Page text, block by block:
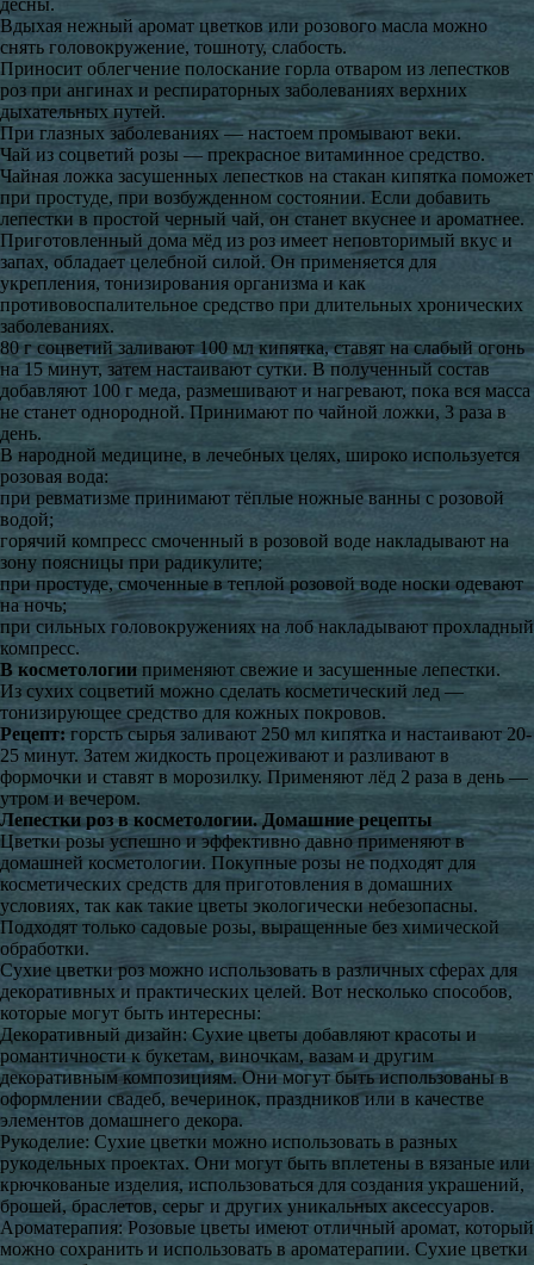
Вдыхая нежный аромат цветков или розового масла можно
снять головокружение, тошноту, слабость.
Приносит облегчение полоскание горла отваром из лепестков
роз при ангинах и респираторных заболеваниях верхних
дыхательных путей.
При глазных заболеваниях — настоем промывают веки.
Чай из соцветий розы — прекрасное витаминное средство.
Чайная ложка засушенных лепестков на стакан кипятка поможет
при простуде, при возбужденном состоянии. Если добавить
лепестки в простой черный чай, он станет вкуснее и ароматнее.
Приготовленный дома мёд из роз имеет неповторимый вкус и
запах, обладает целебной силой. Он применяется для
укрепления, тонизирования организма и как
противовоспалительное средство при длительных хронических
заболеваниях.
80 г соцветий заливают 100 мл кипятка, ставят на слабый огонь
на 15 минут, затем настаивают сутки. В полученный состав
добавляют 100 г меда, размешивают и нагревают, пока вся масса
не станет однородной. Принимают по чайной ложки, 3 раза в
день.
В народной медицине, в лечебных целях, широко используется
розовая вода:
при ревматизме принимают тёплые ножные ванны с розовой
водой;
горячий компресс смоченный в розовой воде накладывают на
зону поясницы при радикулите;
при простуде, смоченные в теплой розовой воде носки одевают
на ночь;
при сильных головокружениях на лоб накладывают прохладный
компресс.
В косметологии применяют свежие и засушенные лепестки.
Из сухих соцветий можно сделать косметический лед —
тонизирующее средство для кожных покровов.
Рецепт: горсть сырья заливают 250 мл кипятка и настаивают 20-
25 минут. Затем жидкость процеживают и разливают в
формочки и ставят в морозилку. Применяют лёд 2 раза в день —
утром и вечером.
Лепестки роз в косметологии. Домашние рецепты
Цветки розы успешно и эффективно давно применяют в
домашней косметологии. Покупные розы не подходят для
косметических средств для приготовления в домашних
условиях, так как такие цветы экологически небезопасны.
Подходят только садовые розы, выращенные без химической
обработки.
Сухие цветки роз можно использовать в различных сферах для
декоративных и практических целей. Вот несколько способов,
которые могут быть интересны:
Декоративный дизайн: Сухие цветы добавляют красоты и
романтичности к букетам, виночкам, вазам и другим
декоративным композициям. Они могут быть использованы в
оформлении свадеб, вечеринок, праздников или в качестве
элементов домашнего декора.
Рукоделие: Сухие цветки можно использовать в разных
рукодельных проектах. Они могут быть вплетены в вязаные или
крючкованые изделия, использоваться для создания украшений,
брошей, браслетов, серьг и других уникальных аксессуаров.
Ароматерапия: Розовые цветы имеют отличный аромат, который
можно сохранить и использовать в ароматерапии. Сухие цветки